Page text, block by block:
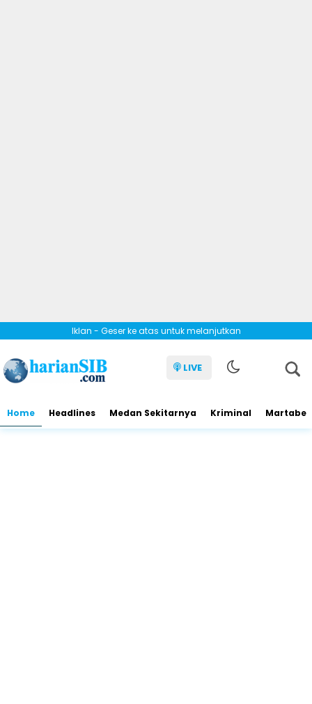
Iklan - Geser ke atas untuk melanjutkan
LIVE
Home Headlines Medan Sekitarnya Kriminal Martabe